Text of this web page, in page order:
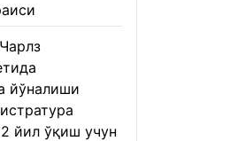
йўналиши
йил ўқиш учун